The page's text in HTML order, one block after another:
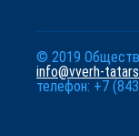
© 2019
info@vverh-
телефон: +7